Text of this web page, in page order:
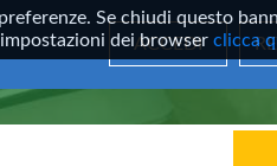
Se chiudi questo
dei browser clicca
ACCEDI